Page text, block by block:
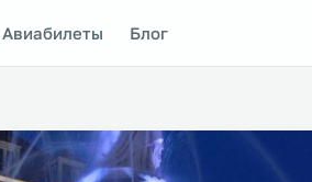
Авиабилеты Блог